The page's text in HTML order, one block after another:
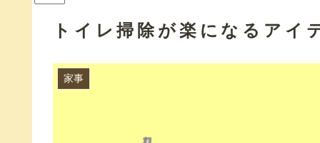
トイレ掃除が楽になるアイ
家事